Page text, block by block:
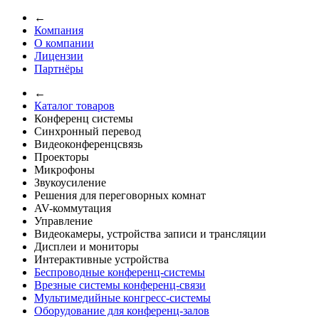
←
Компания
О компании
Лицензии
Партнёры
←
Каталог товаров
Конференц системы
Синхронный перевод
Видеоконференцсвязь
Проекторы
Микрофоны
Звукоусиление
Решения для переговорных комнат
AV-коммутация
Управление
Видеокамеры, устройства записи и трансляции
Дисплеи и мониторы
Интерактивные устройства
Беспроводные конференц-системы
Врезные системы конференц-связи
Мультимедийные конгресс-системы
Оборудование для конференц-залов